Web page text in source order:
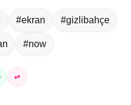
#ekran #gizlibahçe
#now